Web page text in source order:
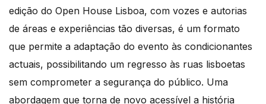
edição do Open House Lisboa, com vozes e autorias
de áreas e experiências tão diversas, é um formato
que permite a adaptação do evento às condicionantes
actuais, possibilitando um regresso às ruas lisboetas
sem comprometer a segurança do público. Uma
abordagem que torna de novo acessível a história